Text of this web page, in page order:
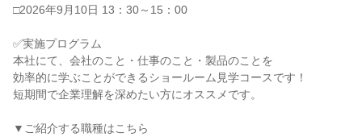
□2026年9月10日 13：30～15：00
✅実施プログラム
本社にて、会社のこと・仕事のこと・製品のことを
効率的に学ぶことができるショールーム見学コースです！
短期間で企業理解を深めたい方にオススメです。
▼ご紹介する職種はこちら